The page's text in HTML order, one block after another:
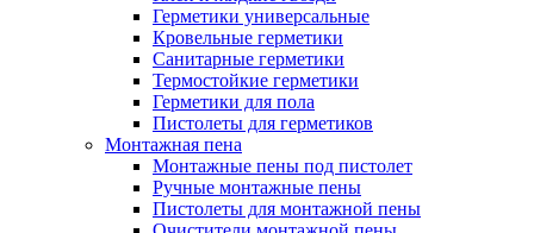
Герметики универсальные
Кровельные герметики
Санитарные герметики
Термостойкие герметики
Герметики для пола
Пистолеты для герметиков
Монтажная пена
Монтажные пены под пистолет
Ручные монтажные пены
Пистолеты для монтажной пены